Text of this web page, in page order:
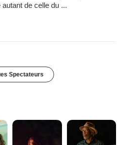
de celle du ...
Spectateurs